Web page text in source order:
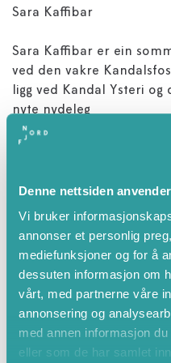
Denne nettsiden
Vi bruker
annonser et personlig
mediefunksjoner og for å
dessuten informasjon om
vårt, med partnerne våre
annonsering og
med annen informasjon
eller som de har samlet
Sara Kaffibar
Sara Kaffibar er ein
ved den vakre
ligg ved Kandal Ysteri
nyte nydeleg
spesialkaffi, heimelaga
vaniljesnurrane.
både sau og geit
beiter i området rundt
Opningstider, Sara
16. aug). Lør-Søn 11-16